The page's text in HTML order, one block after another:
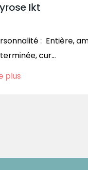
Ikt
: Entière,
cur...
plus